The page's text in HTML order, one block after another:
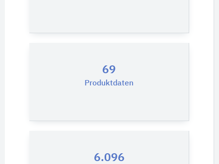
69
Produktdaten
6.096